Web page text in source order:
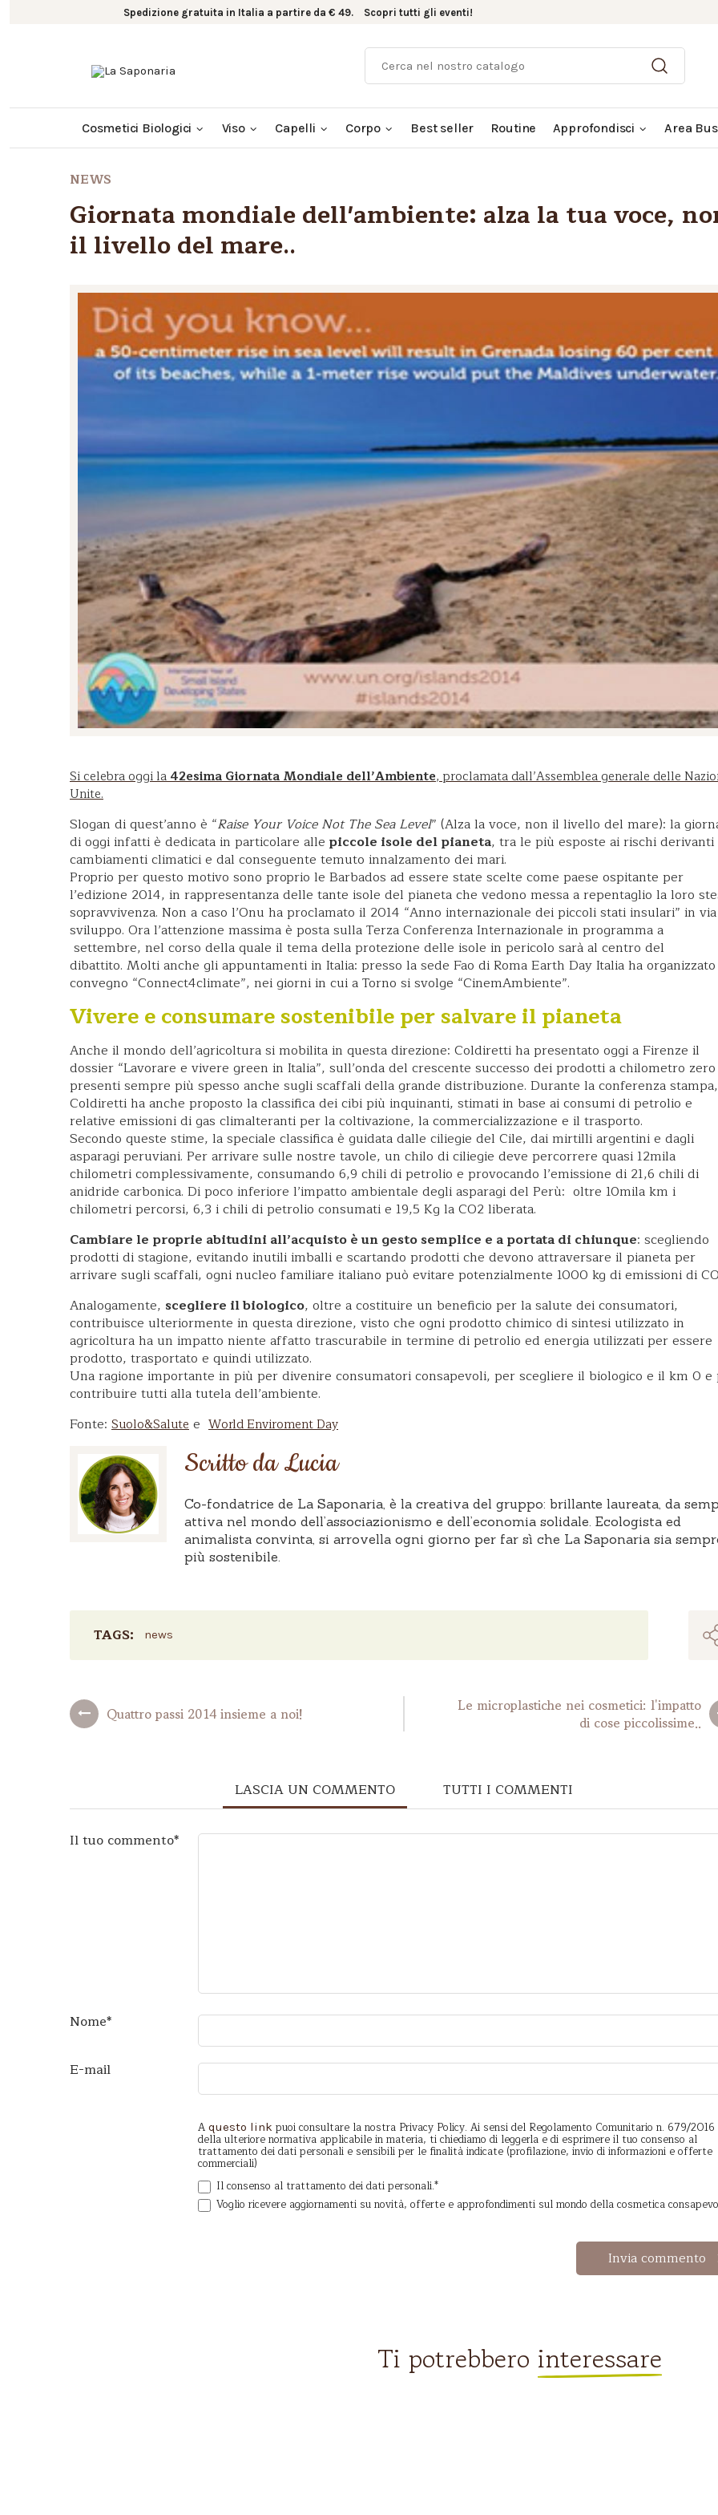
Spedizione gratuita in Italia a partire da € 49. Scopri tutti gli eventi!
Cosmetici Biologici Viso Capelli Corpo Best seller Routine Approfondisci Area
NEWS
Giornata mondiale dell'ambiente: alza la tua voce,
il livello del mare..
Si celebra oggi la42esima Giornata Mondiale dell’Ambiente, proclamata dall’Assemblea generale delle
Unite.
Slogan di quest’anno è “Raise Your Voice Not The Sea Level” (Alza la voce, non il livello del mare): la
di oggi infatti è dedicata in particolare alle piccole isole del pianeta, tra le più esposte ai rischi derivanti
cambiamenti climatici e dal conseguente temuto innalzamento dei mari.
Proprio per questo motivo sono proprio le Barbados ad essere state scelte come paese ospitante per
l’edizione 2014, in rappresentanza delle tante isole del pianeta che vedono messa a repentaglio la loro
sopravvivenza. Non a caso l’Onu ha proclamato il 2014 “Anno internazionale dei piccoli stati insulari” in
sviluppo. Ora l’attenzione massima è posta sulla Terza Conferenza Internazionale in programma a
settembre, nel corso della quale il tema della protezione delle isole in pericolo sarà al centro del
dibattito. Molti anche gli appuntamenti in Italia: presso la sede Fao di Roma Earth Day Italia ha
convegno “Connect4climate”, nei giorni in cui a Torno si svolge “CinemAmbiente”.
Vivere e consumare sostenibile per salvare il pianeta
Anche il mondo dell’agricoltura si mobilita in questa direzione: Coldiretti ha presentato oggi a Firenze il
dossier “Lavorare e vivere green in Italia”, sull’onda del crescente successo dei prodotti a chilometro zero
presenti sempre più spesso anche sugli scaffali della grande distribuzione. Durante la conferenza
Coldiretti ha anche proposto la classifica dei cibi più inquinanti, stimati in base ai consumi di petrolio e
relative emissioni di gas climalteranti per la coltivazione, la commercializzazione e il trasporto.
Secondo queste stime, la speciale classifica è guidata dalle ciliegie del Cile, dai mirtilli argentini e dagli
asparagi peruviani. Per arrivare sulle nostre tavole, un chilo di ciliegie deve percorrere quasi 12mila
chilometri complessivamente, consumando 6,9 chili di petrolio e provocando l’emissione di 21,6 chili di
anidride carbonica. Di poco inferiore l’impatto ambientale degli asparagi del Perù: oltre 10mila km i
chilometri percorsi, 6,3 i chili di petrolio consumati e 19,5 Kg la CO2 liberata.
Cambiare le proprie abitudini all’acquisto è un gesto semplice e a portata di chiunque: scegliendo
prodotti di stagione, evitando inutili imballi e scartando prodotti che devono attraversare il pianeta per
arrivare sugli scaffali, ogni nucleo familiare italiano può evitare potenzialmente 1000 kg di emissioni di
Analogamente, scegliere il biologico, oltre a costituire un beneficio per la salute dei consumatori,
contribuisce ulteriormente in questa direzione, visto che ogni prodotto chimico di sintesi utilizzato in
agricoltura ha un impatto niente affatto trascurabile in termine di petrolio ed energia utilizzati per essere
prodotto, trasportato e quindi utilizzato.
Una ragione importante in più per divenire consumatori consapevoli, per scegliere il biologico e il km 0 e
contribuire tutti alla tutela dell’ambiente.
Fonte: Suolo&Salute e World Enviroment Day
Scritto da Lucia
Co-fondatrice de La Saponaria, è la creativa del gruppo: brillante laureata, da
attiva nel mondo dell’associazionismo e dell’economia solidale. Ecologista ed
animalista convinta, si arrovella ogni giorno per far sì che La Saponaria sia
più sostenibile.
TAGS: news
Quattro passi 2014 insieme a noi!
Le microplastiche nei cosmetici: l'impatto
di cose piccolissime..
LASCIA UN COMMENTO TUTTI I COMMENTI
Nome*
E-mail
Il tuo commento*
A questo link puoi consultare la nostra Privacy Policy. Ai sensi del Regolamento Comunitario n. 679/2016
della ulteriore normativa applicabile in materia, ti chiediamo di leggerla e di esprimere il tuo consenso al
trattamento dei dati personali e sensibili per le finalità indicate (profilazione, invio di informazioni e offerte
commerciali)
Il consenso al trattamento dei dati personali.*
Voglio ricevere aggiornamenti su novità, offerte e approfondimenti sul mondo della cosmetica
Ti potrebbero interessare